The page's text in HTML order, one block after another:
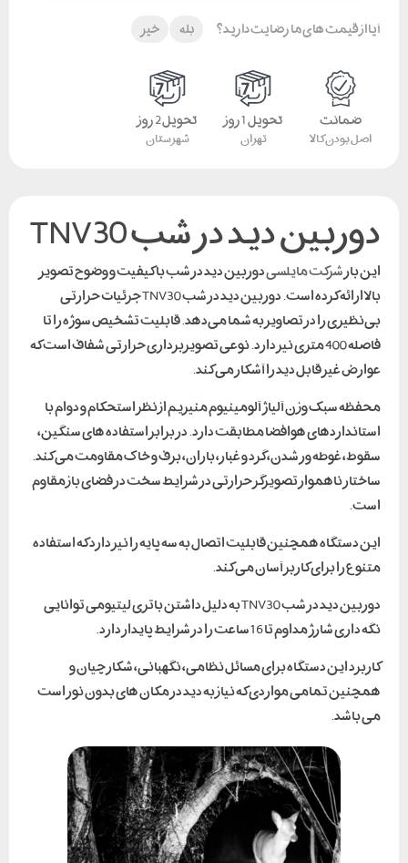
آیا از قیمت های ما رضایت دارید؟ بله خیر
ضمانت
اصل بودن کالا
تحویل 1 روز
تهران
تحویل 2 روز
شهرستان
دوربین دید در شب TNV30
این بارشرکت مایلسیدوربین دید در شب با کیفیت و وضوح تصویر
بالا ارائه کرده است. دوربین دید در شب TNV30 جزئیات حرارتی
بی‌نظیری را در تصاویر به شما می‌دهد. قابلیت تشخیص سوژه را تا
فاصله 400 متری نیز دارد. نوعی تصویربرداری حرارتی شفاف است که
عوارض غیر قابل دید را آشکار می کند.
محفظه سبک وزن آلیاژ آلومینیوم منیزیم از نظر استحکام و دوام با
استانداردهای هوافضا مطابقت دارد. در برابر استفاده های سنگین،
سقوط، غوطه ور شدن، گرد و غبار، باران، برف و خاک مقاومت می کند.
ساختار ناهموار تصویرگر حرارتی در شرایط سخت در فضای باز مقاوم
است.
این دستگاه همچنین قابلیت اتصال به سه پایه را نیز دارد که استفاده
متنوع را برای کاربر آسان می کند.
دوربین دید در شب TNV30 به دلیل داشتن باتری لیتیومی توانایی
نگه داری شارژ مداوم تا 16 ساعت را در شرایط پایدار دارد.
کاربرد این دستگاه برای مسائل نظامی، نگهبانی، شکارچیان و
همچنین تمامی مواردی که نیاز به دید در مکان های بدون نور است
می باشد.